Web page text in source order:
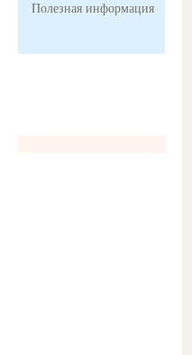
Полезная информация